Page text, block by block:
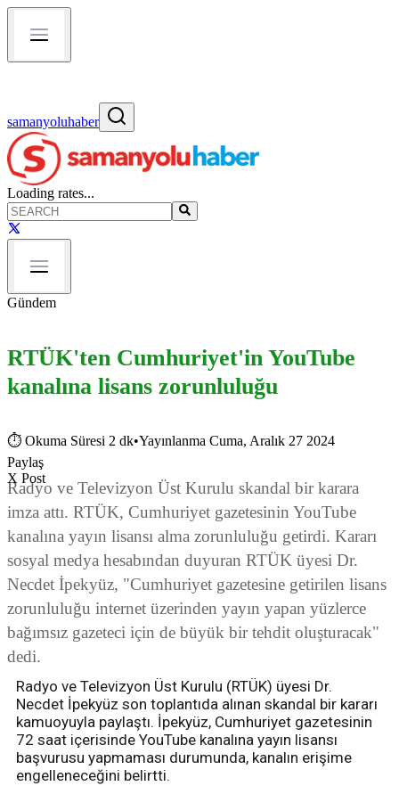
samanyoluhaber
Loading rates...
Gündem
RTÜK'ten Cumhuriyet'in YouTube
kanalına lisans zorunluluğu
⏱ Okuma Süresi 2 dk•Yayınlanma Cuma, Aralık 27 2024
Paylaş
X Post
Radyo ve Televizyon Üst Kurulu skandal bir karara
imza attı. RTÜK, Cumhuriyet gazetesinin YouTube
kanalına yayın lisansı alma zorunluluğu getirdi. Kararı
sosyal medya hesabından duyuran RTÜK üyesi Dr.
Necdet İpekyüz, "Cumhuriyet gazetesine getirilen lisans
zorunluluğu internet üzerinden yayın yapan yüzlerce
bağımsız gazeteci için de büyük bir tehdit oluşturacak"
dedi.
Radyo ve Televizyon Üst Kurulu (RTÜK) üyesi Dr.
Necdet İpekyüz son toplantıda alınan skandal bir kararı
kamuoyuyla paylaştı. İpekyüz, Cumhuriyet gazetesinin
72 saat içerisinde YouTube kanalına yayın lisansı
başvurusu yapmaması durumunda, kanalın erişime
engelleneceğini belirtti.